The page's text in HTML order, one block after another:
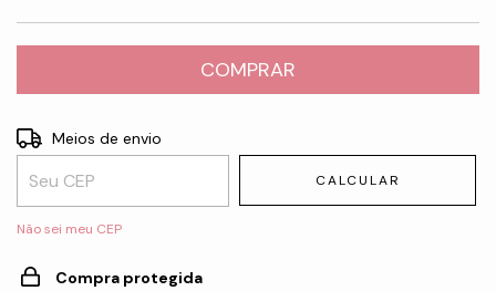
Entregas para o CEP:
Meios de envio
CALCULAR
Não sei meu CEP
Compra protegida